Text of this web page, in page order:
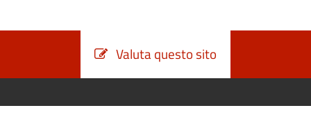
Valuta questo sito